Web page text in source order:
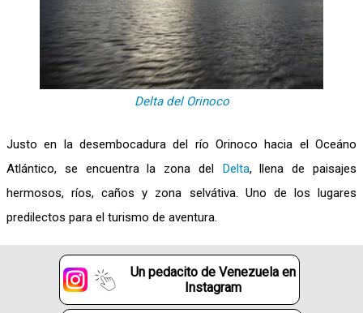
Delta del Orinoco
Justo en la desembocadura del río Orinoco hacia el Oceáno
Atlántico, se encuentra la zona del Delta, llena de paisajes
hermosos, ríos, caños y zona selvátiva. Uno de los lugares
predilectos para el turismo de aventura.
Un pedacito de Venezuela en
Instagram